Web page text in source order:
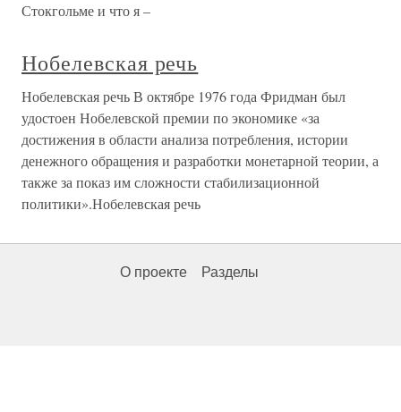
Стокгольме и что я –
Нобелевская речь
Нобелевская речь В октябре 1976 года Фридман был
удостоен Нобелевской премии по экономике «за
достижения в области анализа потребления, истории
денежного обращения и разработки монетарной теории, а
также за показ им сложности стабилизационной
политики».Нобелевская речь
О проекте Разделы